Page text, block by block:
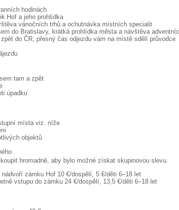
hodinách
Hof a jeho prohlídka
vánočních trhů a ochutnávka místních specialit
do Bratislavy, krátká prohlídka města a návštěva
zpět do ČR, přesný čas odjezdu vám na místě sdělí průvodce
tam a zpět
úpadku
místa viz. níže
objektů
hromadně, aby bylo možné získat skupinovou slevu.
zámku Hof 10 €/dospělí, 5 €/děti 6–18 let
vstupu do zámku 24 €/dospělí, 13,5 €/děti 6–18 let